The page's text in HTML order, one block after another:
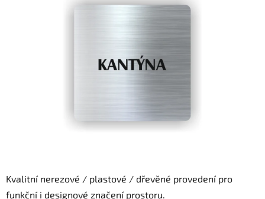
Kvalitní nerezové / plastové / dřevěné provedení pro
funkční i designové značení prostoru.